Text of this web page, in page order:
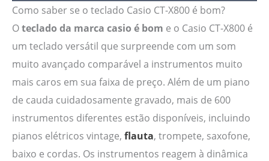
Como saber se o teclado Casio CT-X800 é bom?
Oteclado da marca casio é bom e o Casio CT-X800 é
um teclado versátil que surpreende com um som
muito avançado comparável a instrumentos muito
mais caros em sua faixa de preço. Além de um piano
de cauda cuidadosamente gravado, mais de 600
instrumentos diferentes estão disponíveis, incluindo
pianos elétricos vintage, flauta, trompete, saxofone,
baixo e cordas. Os instrumentos reagem à dinâmica